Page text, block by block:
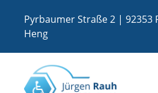
Pyrbaumer Straße 2 | 92353
Heng